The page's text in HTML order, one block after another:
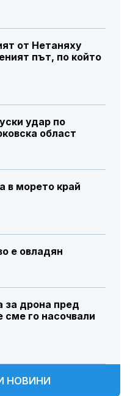
от Нетаняху
път, по който
удар по
област
в морето край
е овладян
за дрона пред
го насочвали
НОВИНИ